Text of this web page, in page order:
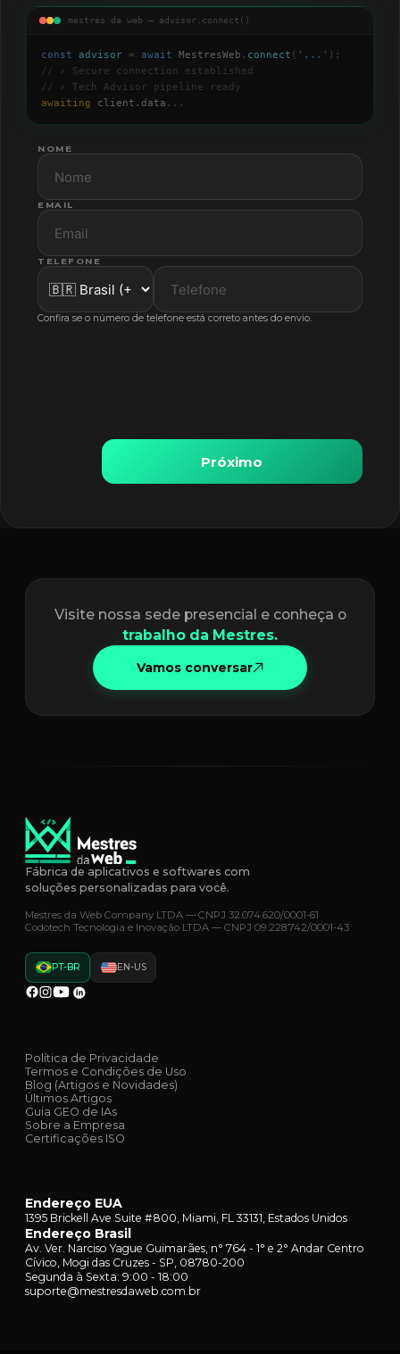
mestres da web — advisor.connect()
const advisor = await MestresWeb . connect ( ' ... ' );
// ✓ Secure connection established
// ✓ Tech Advisor pipeline ready
awaiting
client.data ...
NOME
EMAIL
TELEFONE
Confira se o número de telefone está correto antes do envio.
Próximo
Visite nossa sede presencial e conheça o
trabalho da Mestres.
Vamos conversar
Fábrica de aplicativos e softwares com
soluções personalizadas para você.
Mestres da Web Company LTDA — CNPJ 32.074.620/0001-61
Codotech Tecnologia e Inovação LTDA — CNPJ 09.228.742/0001-43
PT-BR EN-US
Política de Privacidade
Termos e Condições de Uso
Blog (Artigos e Novidades)
Últimos Artigos
Guia GEO de IAs
Sobre a Empresa
Certificações ISO
Endereço EUA
1395 Brickell Ave Suite #800, Miami, FL 33131, Estados Unidos
Endereço Brasil
Av. Ver. Narciso Yague Guimarães, n° 764 - 1° e 2° Andar Centro
Cívico, Mogi das Cruzes - SP, 08780-200
Segunda à Sexta: 9:00 - 18:00
suporte@mestresdaweb.com.br